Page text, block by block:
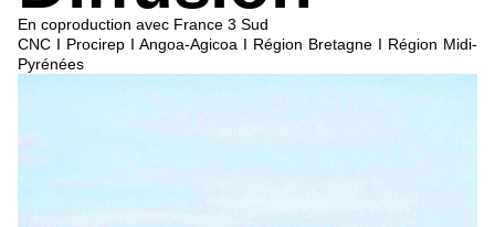
En coproduction avec France 3 Sud
CNC I Procirep I Angoa-Agicoa I Région Bretagne I Région Midi-
Pyrénées